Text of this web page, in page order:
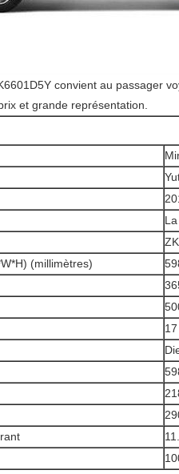
convient au passager
et grande représentation.
(millimètres)
17